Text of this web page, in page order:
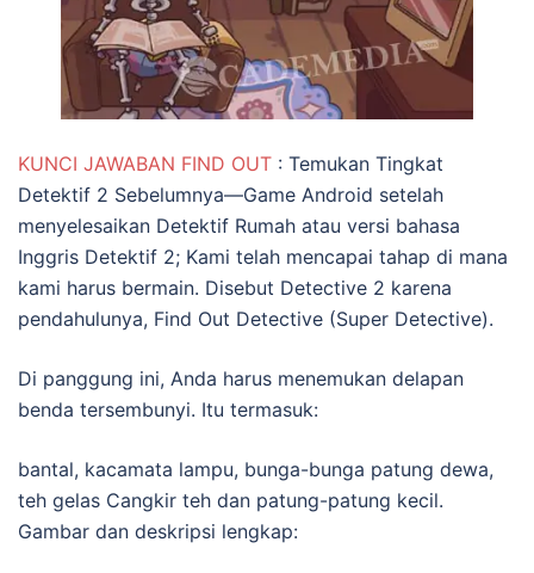
KUNCI JAWABAN FIND OUT : Temukan Tingkat
Detektif 2 Sebelumnya—Game Android setelah
menyelesaikan Detektif Rumah atau versi bahasa
Inggris Detektif 2; Kami telah mencapai tahap di mana
kami harus bermain. Disebut Detective 2 karena
pendahulunya, Find Out Detective (Super Detective).
Di panggung ini, Anda harus menemukan delapan
benda tersembunyi. Itu termasuk:
bantal, kacamata lampu, bunga-bunga patung dewa,
teh gelas Cangkir teh dan patung-patung kecil.
Gambar dan deskripsi lengkap: